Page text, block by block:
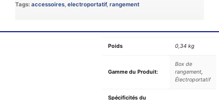
Tags: accessoires, electroportatif, rangement
Poids 0,34 kg
Gamme du Produit:
Box de
rangement,
Électroportatif
Spécificités du